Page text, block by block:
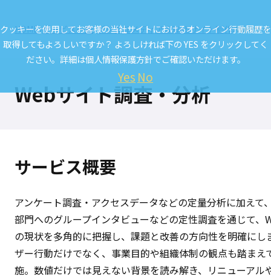
HOME サービス一覧 デジタルメディア＆Webサイト制作 Webサ
Webサイト調査・分析
サービス概要
アンケート調査・アクセスデータなどの定量分析に加えて
部門へのグループインタビューなどの定性調査を通じて、
の現状を多角的に把握し、課題と改善の方向性を明確にし
ザー行動だけでなく、事業目的や組織体制の観点も踏まえ
施。数値だけでは見えない背景を読み解き、リニューアル
クッキーを使用してお客様の当社サイトにおけるオンライン行動履歴を
取得してもよろしいですか？ よろしければ下の YES をクリックしてく
ださい。詳細は個人情報保護方針でご確認いただけます。
Yes No